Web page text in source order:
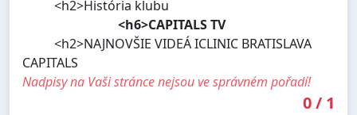
<h2>História klubu
<h6>CAPITALS TV
<h2>NAJNOVŠIE VIDEÁ ICLINIC BRATISLAVA
CAPITALS
Nadpisy na Vaši stránce nejsou ve správném pořadí!
0/ 1